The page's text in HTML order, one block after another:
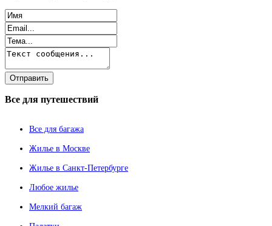
Все для путешествий
Все для багажа
Жилье в Москве
Жилье в Санкт-Петербурге
Любое жилье
Мелкий багаж